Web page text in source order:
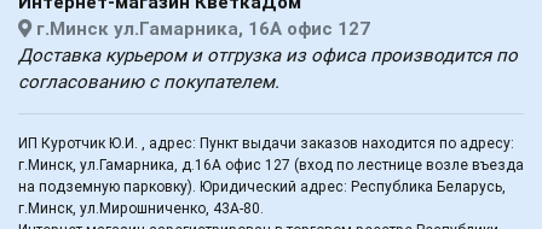
г.Минск ул.Гамарника, 16А офис 127
Доставка курьером и отгрузка из офиса производится по
согласованию с покупателем.
ИП Куротчик Ю.И. , адрес: Пункт выдачи заказов находится по адресу:
г.Минск, ул.Гамарника, д.16А офис 127 (вход по лестнице возле въезда
на подземную парковку). Юридический адрес: Республика Беларусь,
г.Минск, ул.Мирошниченко, 43А-80.